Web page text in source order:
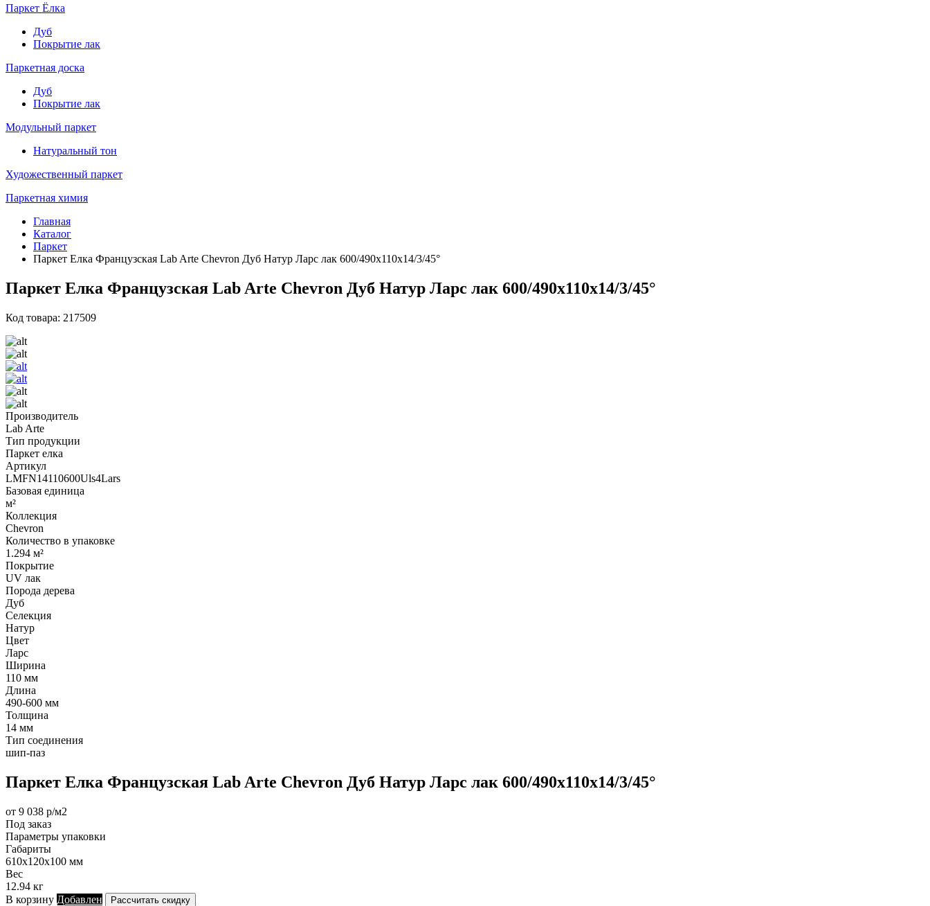
Паркет Ёлка
Дуб
Покрытие лак
Паркетная доска
Дуб
Покрытие лак
Модульный паркет
Натуральный тон
Художественный паркет
Паркетная химия
Главная
Каталог
Паркет
Паркет Елка Французская Lab Arte Chevron Дуб Натур Ларс лак 600/490х110х14/3/45°
Паркет Елка Французская Lab Arte Chevron Дуб Натур Ларс лак 600/490х110х14/3/45°
Код товара: 217509
Производитель
Lab Arte
Тип продукции
Паркет елка
Артикул
LMFN14110600Uls4Lars
Базовая единица
м²
Коллекция
Chevron
Количество в упаковке
1.294 м²
Покрытие
UV лак
Порода дерева
Дуб
Селекция
Натур
Цвет
Ларс
Ширина
110 мм
Длина
490-600 мм
Толщина
14 мм
Тип соединения
шип-паз
Паркет Елка Французская Lab Arte Chevron Дуб Натур Ларс лак 600/490х110х14/3/45°
от 9 038 р/м2
Под заказ
Параметры упаковки
Габариты
610х120х100 мм
Вес
12.94 кг
В корзину Добавлен Рассчитать скидку